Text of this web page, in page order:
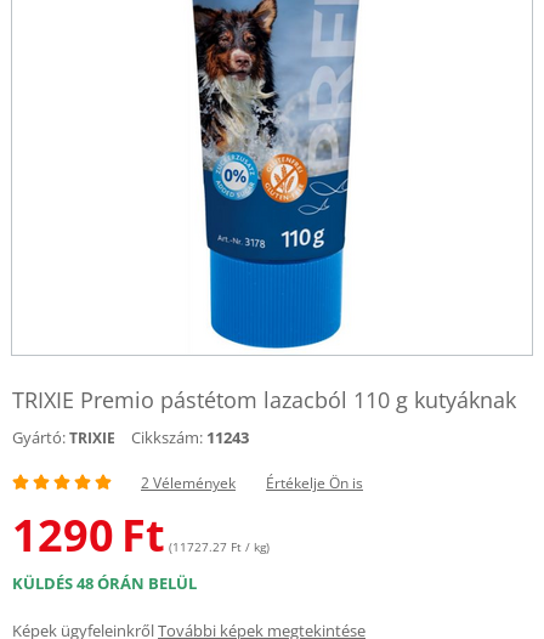
TRIXIE Premio pástétom lazacból 110 g kutyáknak
Gyártó:TRIXIE Cikkszám: 11243
2 Vélemények Értékelje Ön is
1290 Ft (11727.27 Ft / kg)
KÜLDÉS 48 ÓRÁN BELÜL
Képek ügyfeleinkrőlTovábbi képek megtekintése